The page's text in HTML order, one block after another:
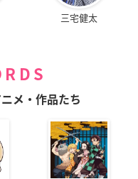
三宅健太
メ・作品たち